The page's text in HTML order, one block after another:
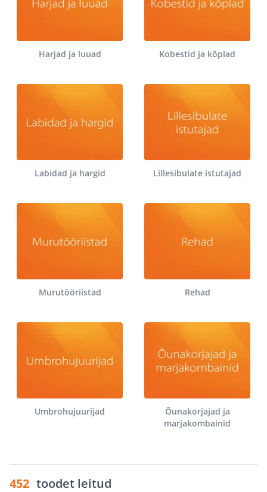
Harjad ja luuad Kobestid ja kõplad
Labidad ja hargid Lillesibulate istutajad
Murutööriistad Rehad
Umbrohujuurijad
Õunakorjajad ja
marjakombainid
452 toodet leitud